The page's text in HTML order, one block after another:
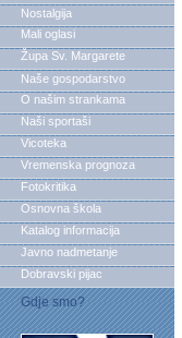
Nostalgija
Mali oglasi
Župa Sv. Margarete
Naše gospodarstvo
O našim strankama
Naši sportaši
Vicoteka
Vremenska prognoza
Fotokritika
Osnovna škola
Katalog informacija
Javno nadmetanje
Dobravski pijac
Gdje smo?